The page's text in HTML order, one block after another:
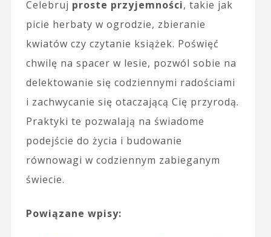
Celebruj proste przyjemności, takie jak
picie herbaty w ogrodzie, zbieranie
kwiatów czy czytanie książek. Poświęć
chwilę na spacer w lesie, pozwól sobie na
delektowanie się codziennymi radościami
i zachwycanie się otaczającą Cię przyrodą.
Praktyki te pozwalają na świadome
podejście do życia i budowanie
równowagi w codziennym zabieganym
świecie.
Powiązane wpisy: